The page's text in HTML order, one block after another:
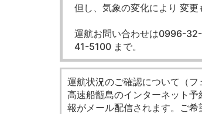
但し、気象の変化により 変更
運航お問い合わせは0996-
41-5100 まで。
運航状況のご確認について（フ
高速船甑島のインターネット
報がメール配信されます。ご希